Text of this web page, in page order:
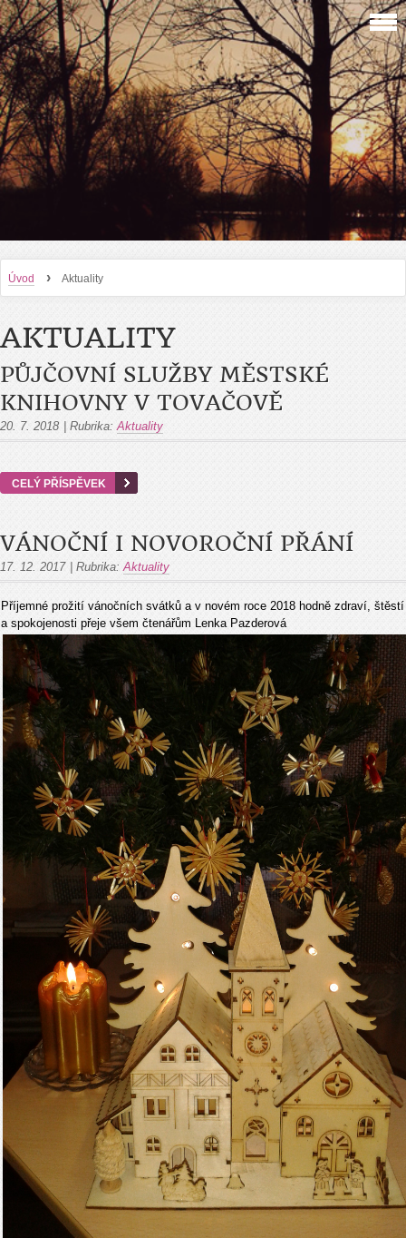
Úvod › Aktuality
AKTUALITY
PŮJČOVNÍ SLUŽBY MĚSTSKÉ
KNIHOVNY V TOVAČOVĚ
20. 7. 2018 Rubrika: Aktuality
CELÝ PŘÍSPĚVEK
VÁNOČNÍ I NOVOROČNÍ PŘÁNÍ
17. 12. 2017 Rubrika: Aktuality
Příjemné prožití vánočních svátků a v novém roce 2018 hodně zdraví, štěstí
a spokojenosti přeje všem čtenářům Lenka Pazderová